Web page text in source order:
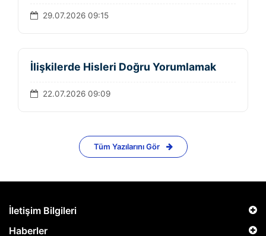
29.07.2026 09:15
İlişkilerde Hisleri Doğru Yorumlamak
22.07.2026 09:09
Tüm Yazılarını Gör
İletişim Bilgileri
Haberler